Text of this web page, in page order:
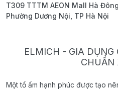
T309 TTTM AEON Mall Hà
Phường Dương Nội, TP Hà Nội
ELMICH - GIA
CHUẨN
Một tổ ấm hạnh phúc được tạo